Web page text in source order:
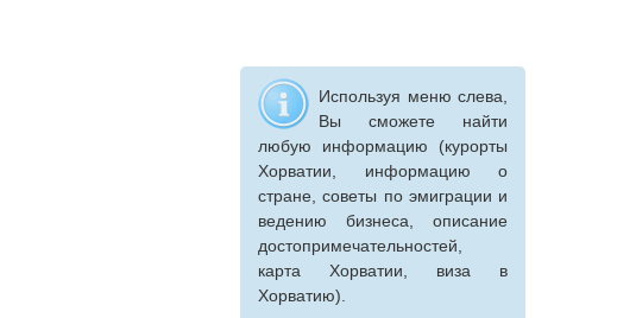
Используя меню слева,
Вы сможете найти
любую информацию (курорты
Хорватии, информацию о
стране, советы по эмиграции и
ведению бизнеса, описание
достопримечательностей,
карта Хорватии, виза в
Хорватию).